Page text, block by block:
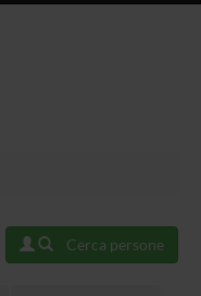
Cerca persone